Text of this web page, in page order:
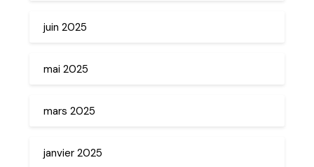
juin 2025
mai 2025
mars 2025
janvier 2025